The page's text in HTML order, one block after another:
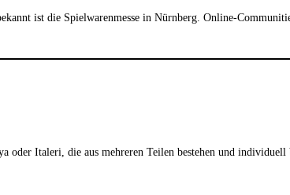
ist die Spielwarenmesse in Nürnberg. Online-
oder Italeri, die aus mehreren Teilen bestehen und